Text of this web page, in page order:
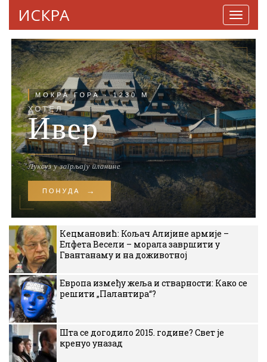
ИСКРА
Кецмановић: Кољач Алијине армије –
Елфета Весели – морала завршити у
Гвантанаму и на доживотној
Европа између жеља и стварности: Како се
решити „Палантира“?
Шта се догодило 2015. године? Свет је
кренуо уназад